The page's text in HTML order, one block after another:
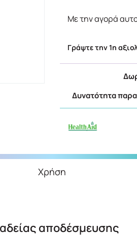
Με την αγορά
Γράψτε την 1η
Δυνατότητα
Χρήση
αποδέσμευσης